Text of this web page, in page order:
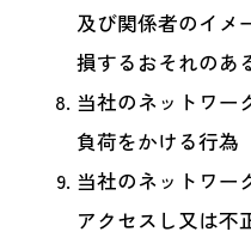
及び関係者のイメ
損するおそれのあ
当社のネットワー
負荷をかける行為
当社のネットワー
アクセスし又は不